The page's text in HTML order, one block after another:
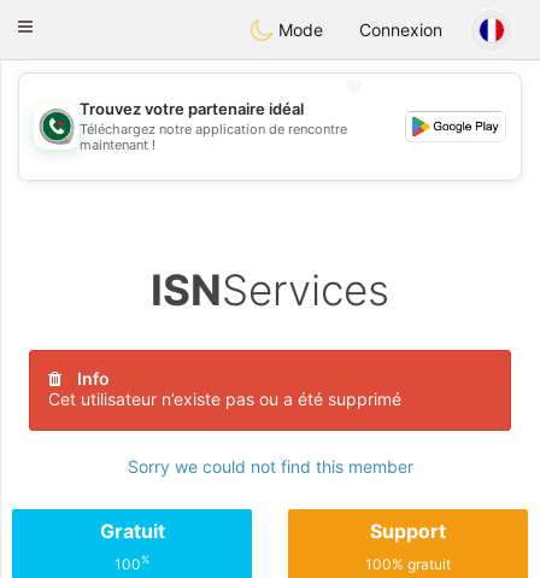
Weshrak
Toggle
Mode Connexion
💖
💕
Trouvez votre partenaire idéal
Téléchargez notre application de rencontre
maintenant !
ISNServices
Info
Cet utilisateur n’existe pas ou a été supprimé
Sorry we could not find this member
Gratuit
100%
Support
100% gratuit